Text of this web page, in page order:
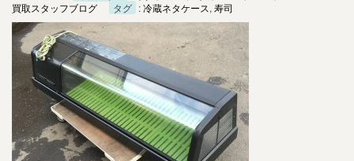
買取スタッフブログ
タグ :冷蔵ネタケース, 寿司